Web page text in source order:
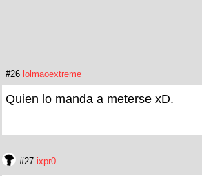
#26 lolmaoextreme
Quien lo manda a meterse xD.
#27 ixpr0